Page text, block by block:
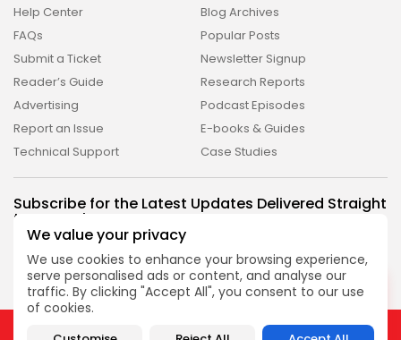
We value your privacy
We use cookies to enhance your browsing experience,
serve personalised ads or content, and analyse our
traffic. By clicking "Accept All", you consent to our use
of cookies.
Help Center
FAQs
Submit a Ticket
Reader’s Guide
Advertising
Report an Issue
Technical Support
Blog Archives
Popular Posts
Newsletter Signup
Research Reports
Podcast Episodes
E-books & Guides
Case Studies
Subscribe for the Latest Updates Delivered Straight
to Your Inbox
Follow Us
2026 Revelação FM. All rights reserved
DESLIGADO